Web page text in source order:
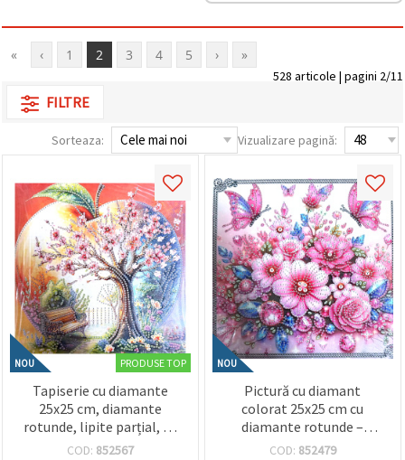
« ‹ 1 2 3 4 5 › »
528 articole | pagini 2/11
FILTRE
Sorteaza: Vizualizare pagină:
NOU PRODUSE TOP
Tapiserie cu diamante
25x25 cm, diamante
rotunde, lipite parțial, cu
ramă - The Living Tree
COD: 852567
NOU
Pictură cu diamant
colorat 25x25 cm cu
diamante rotunde –
Model parțial perforat cu
COD: 852479